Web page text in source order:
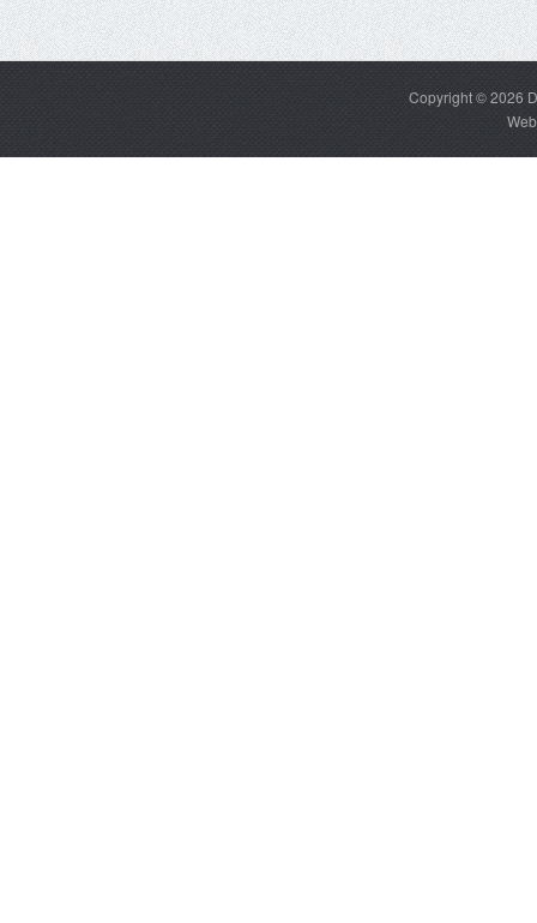
Copyright © 2026